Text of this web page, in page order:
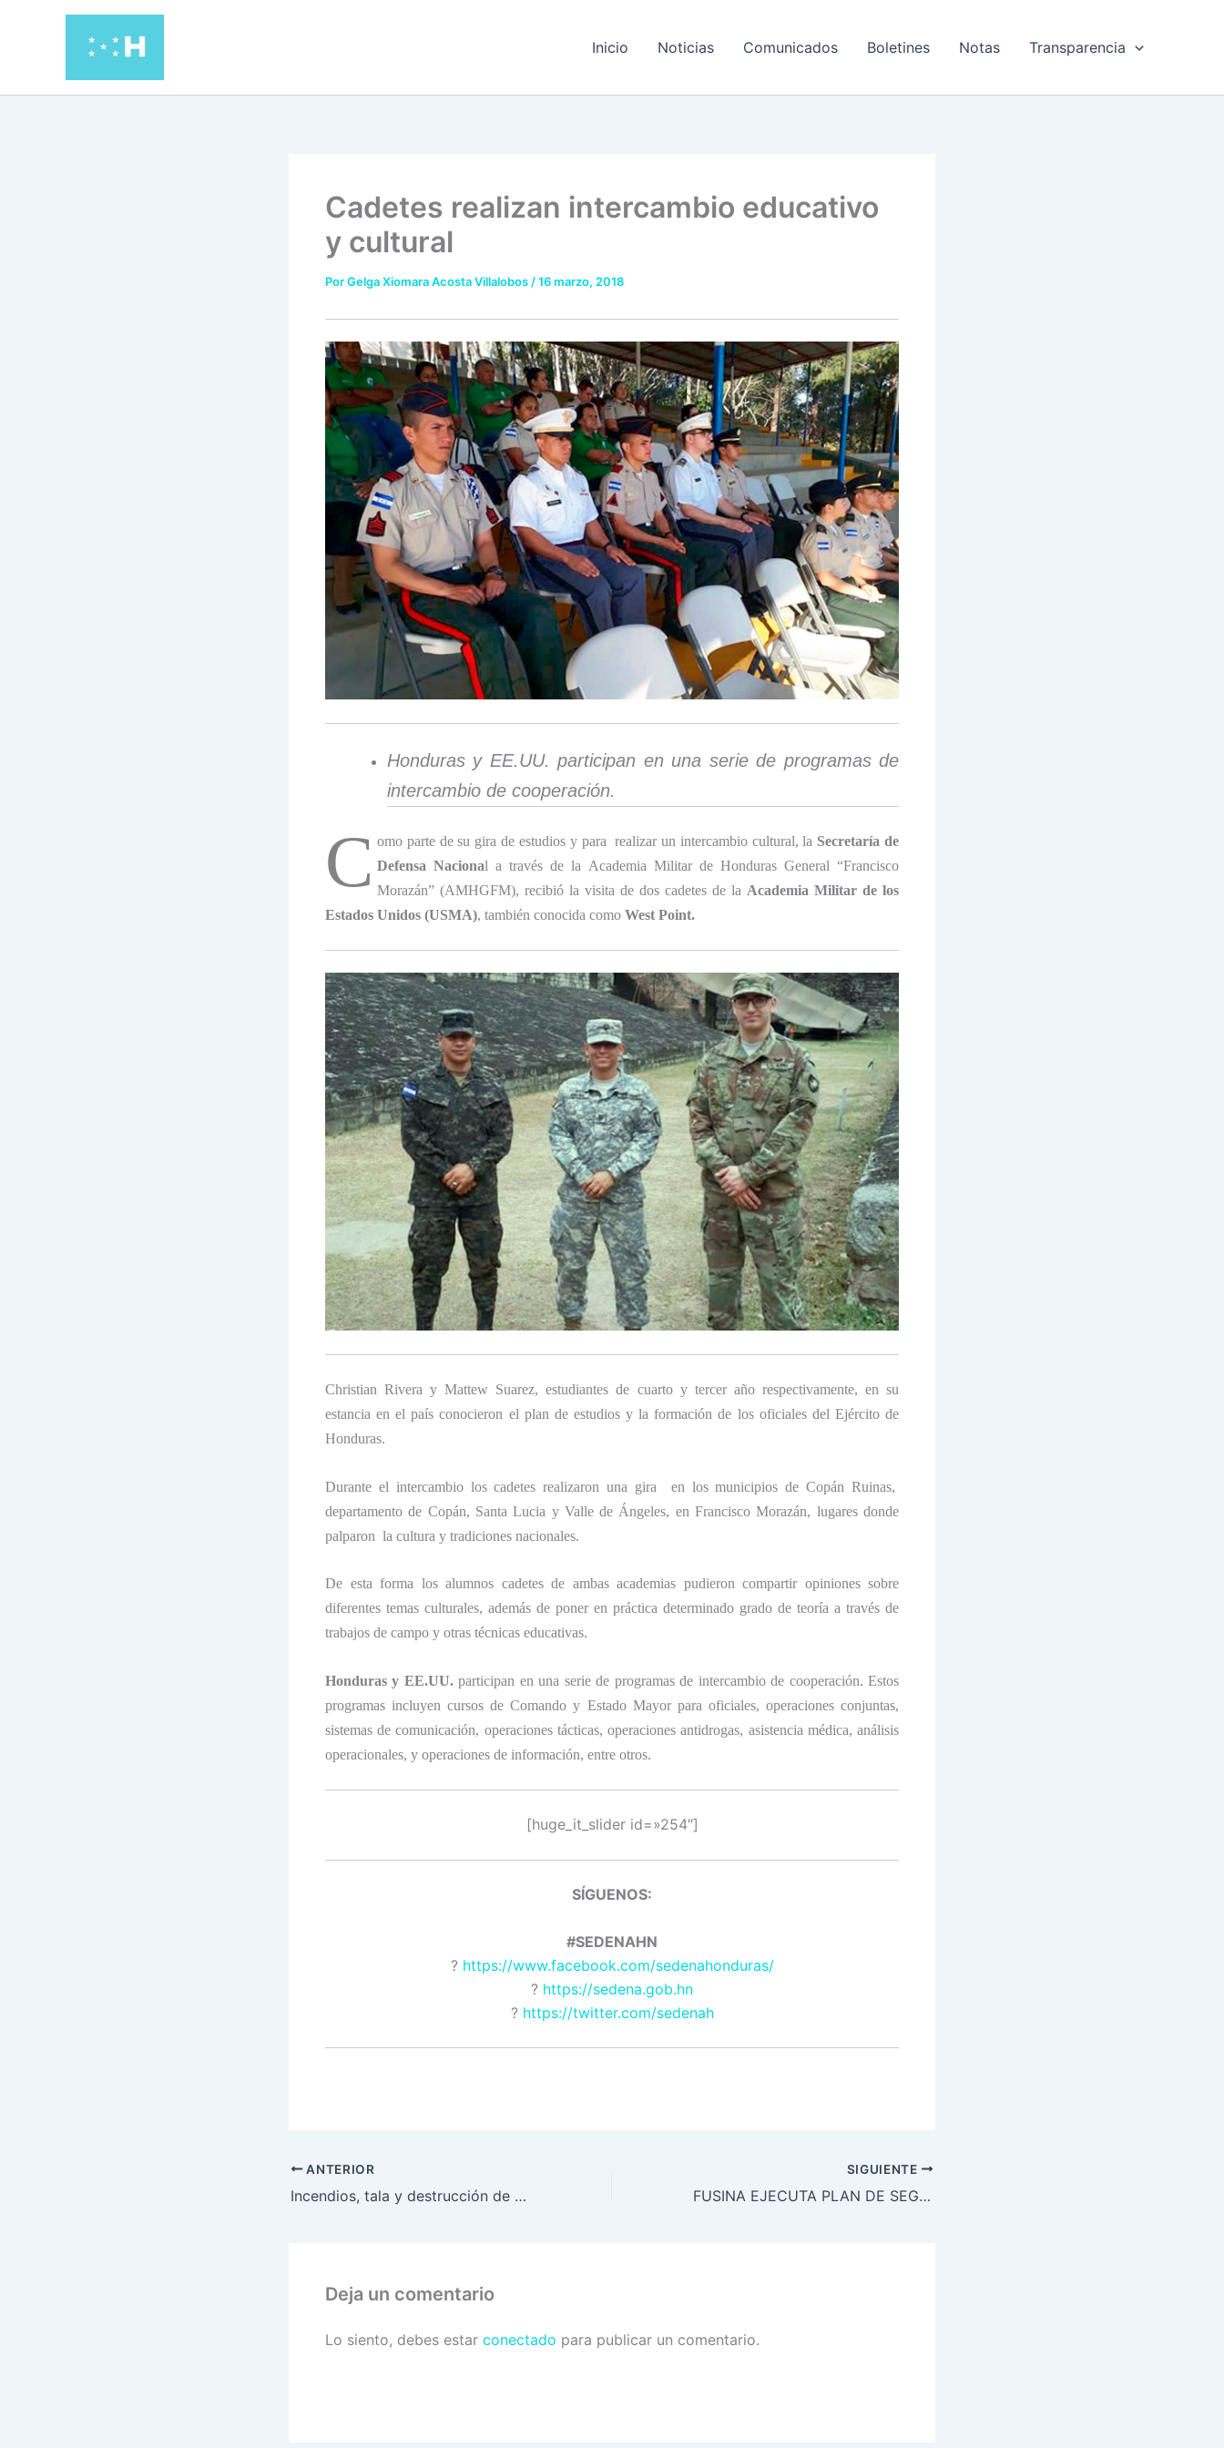
Inicio Noticias Comunicados Boletines Notas Transparencia
Cadetes realizan intercambio educativo
y cultural
PorGelga Xiomara Acosta Villalobos /16 marzo, 2018
Honduras y EE.UU. participan en una serie de programas de
intercambio de cooperación.
C omo parte de su gira de estudios y para realizar un intercambio cultural, la Secretaría de
Defensa Nacional a través de la Academia Militar de Honduras General “Francisco
Morazán” (AMHGFM), recibió la visita de dos cadetes de la Academia Militar de los
Estados Unidos (USMA), también conocida como West Point.
Christian Rivera y Mattew Suarez, estudiantes de cuarto y tercer año respectivamente, en su
estancia en el país conocieron el plan de estudios y la formación de los oficiales del Ejército de
Honduras.
Durante el intercambio los cadetes realizaron una gira en los municipios de Copán Ruinas,
departamento de Copán, Santa Lucia y Valle de Ángeles, en Francisco Morazán, lugares donde
palparon la cultura y tradiciones nacionales.
De esta forma los alumnos cadetes de ambas academias pudieron compartir opiniones sobre
diferentes temas culturales, además de poner en práctica determinado grado de teoría a través de
trabajos de campo y otras técnicas educativas.
Honduras y EE.UU.participan en una serie de programas de intercambio de cooperación. Estos
programas incluyen cursos de Comando y Estado Mayor para oficiales, operaciones conjuntas,
sistemas de comunicación, operaciones tácticas, operaciones antidrogas, asistencia médica, análisis
operacionales, y operaciones de información, entre otros.
[huge_it_slider id=»254″]
SÍGUENOS:
#SEDENAHN
? https://www.facebook.com/sedenahonduras/
? https://sedena.gob.hn
? https://twitter.com/sedenah
ANTERIOR
Incendios, tala y destrucción de fauna en zona norte
SIGUIENTE
FUSINA EJECUTA PLAN DE SEGURIDAD PÚBLICA EN EL FERIADO DE SEMANA SANTA
Deja un comentario
Lo siento, debes estar conectado para publicar un comentario.